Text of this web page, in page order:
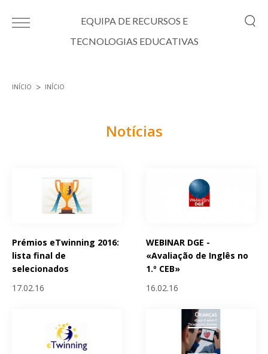
EQUIPA DE RECURSOS E
TECNOLOGIAS EDUCATIVAS
INÍCIO INÍCIO
Notícias
Prémios eTwinning 2016:
lista final de
selecionados
17.02.16
WEBINAR DGE -
«Avaliação de Inglês no
1.º CEB»
16.02.16
Páginas